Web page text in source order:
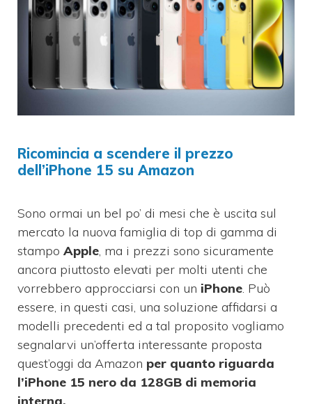
Ricomincia a scendere il prezzo
dell’iPhone 15 su Amazon
Sono ormai un bel po’ di mesi che è uscita sul
mercato la nuova famiglia di top di gamma di
stampo Apple, ma i prezzi sono sicuramente
ancora piuttosto elevati per molti utenti che
vorrebbero approcciarsi con un iPhone. Può
essere, in questi casi, una soluzione affidarsi a
modelli precedenti ed a tal proposito vogliamo
segnalarvi un’offerta interessante proposta
quest’oggi da Amazon per quanto riguarda
l’iPhone 15 nero da 128GB di memoria
interna.